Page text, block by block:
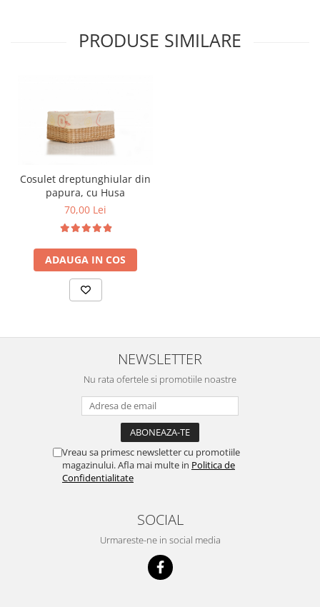
PRODUSE SIMILARE
Cosulet dreptunghiular din
papura, cu Husa
70,00 Lei
ADAUGA IN COS
NEWSLETTER
Nu rata ofertele si promotiile noastre
Vreau sa primesc newsletter cu promotiile
magazinului. Afla mai multe in Politica de
Confidentialitate
SOCIAL
Urmareste-ne in social media